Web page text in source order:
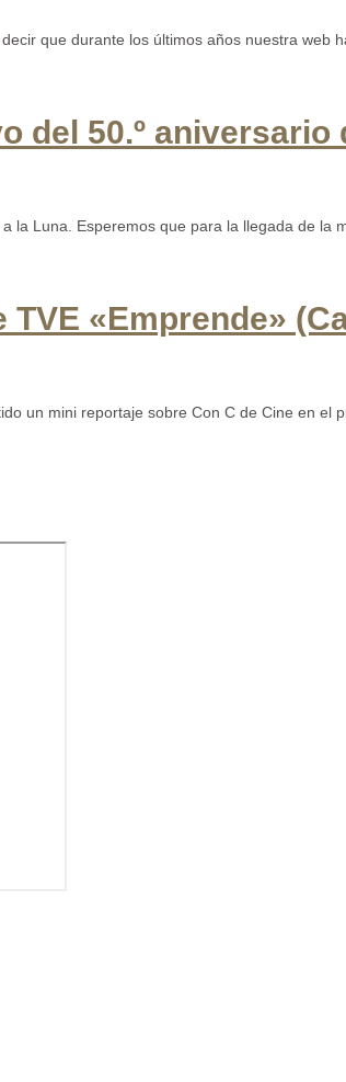
que durante los últimos años nuestra web
del 50.º
Luna. Esperemos que para la llegada de la
«Emprende»
un mini reportaje sobre Con C de Cine en